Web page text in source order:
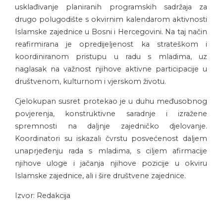
usklađivanje planiranih programskih sadržaja za
drugo polugodište s okvirnim kalendarom aktivnosti
Islamske zajednice u Bosni i Hercegovini. Na taj način
reafirmirana je opredijeljenost ka strateškom i
koordiniranom pristupu u radu s mladima, uz
naglasak na važnost njihove aktivne participacije u
društvenom, kulturnom i vjerskom životu.
Cjelokupan susret protekao je u duhu međusobnog
povjerenja, konstruktivne saradnje i izražene
spremnosti na daljnje zajedničko djelovanje.
Koordinatori su iskazali čvrstu posvećenost daljem
unaprjeđenju rada s mladima, s ciljem afirmacije
njihove uloge i jačanja njihove pozicije u okviru
Islamske zajednice, ali i šire društvene zajednice.
Izvor: Redakcija